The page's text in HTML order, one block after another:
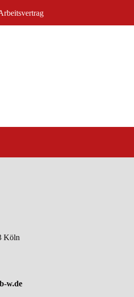
Köln
w.de